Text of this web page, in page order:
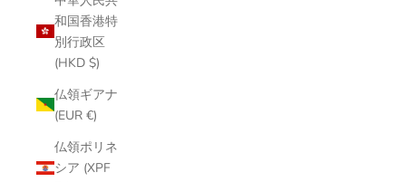
和国香港特
別行政区
(HKD $)
仏領ギアナ
(EUR €)
仏領ポリネ
シア (XPF